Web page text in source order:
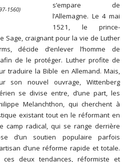
1560)
s’empare de
l’Allemagne. Le 4 mai
1521, le prince-
Sage, craignant pour la vie de Luther
décide d’enlever l’homme de
de le protéger. Luther profite de
traduire la Bible en Allemand. Mais,
son nouvel ouvrage, Wittenberg
se divise entre, d’une part, les
Melanchthon, qui cherchent à
existant tout en le réformant en
camp radical, qui se range derrière
d’un soutien populaire parfois
d’une réforme rapide et totale.
ces deux tendances, réformiste et